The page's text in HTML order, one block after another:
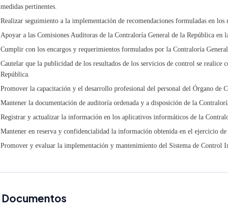
medidas pertinentes.
Realizar seguimiento a la implementación de recomendaciones formuladas en
Apoyar a las Comisiones Auditoras de la Contraloría General de la República en
Cumplir con los encargos y requerimientos formulados por la Contraloría
Cautelar que la publicidad de los resultados de los servicios de control se realice
República.
Promover la capacitación y el desarrollo profesional del personal del Órgano de
Mantener la documentación de auditoría ordenada y a disposición de la
Registrar y actualizar la información en los aplicativos informáticos de la
Mantener en reserva y confidencialidad la información obtenida en el ejercicio de
Promover y evaluar la implementación y mantenimiento del Sistema de Control
Documentos